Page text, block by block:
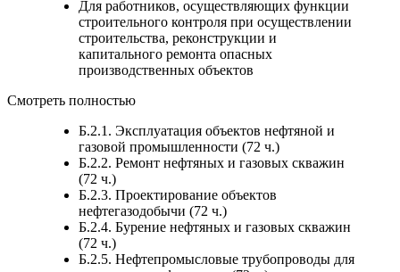
Для работников, осуществляющих функции
строительного контроля при осуществлении
строительства, реконструкции и
капитального ремонта опасных
производственных объектов
Смотреть полностью
Б.2.1. Эксплуатация объектов нефтяной и
газовой промышленности (72 ч.)
Б.2.2. Ремонт нефтяных и газовых скважин
(72 ч.)
Б.2.3. Проектирование объектов
нефтегазодобычи (72 ч.)
Б.2.4. Бурение нефтяных и газовых скважин
(72 ч.)
Б.2.5. Нефтепромысловые трубопроводы для